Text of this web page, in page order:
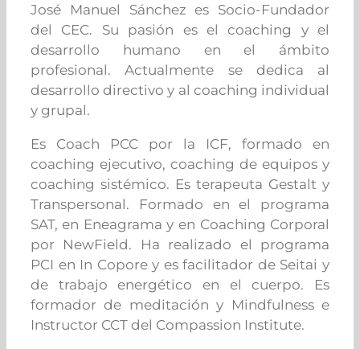
José Manuel Sánchez es Socio-Fundador
del CEC. Su pasión es el coaching y el
desarrollo humano en el ámbito
profesional. Actualmente se dedica al
desarrollo directivo y al coaching individual
y grupal.
Es Coach PCC por la ICF, formado en
coaching ejecutivo, coaching de equipos y
coaching sistémico. Es terapeuta Gestalt y
Transpersonal. Formado en el programa
SAT, en Eneagrama y en Coaching Corporal
por NewField. Ha realizado el programa
PCI en In Copore y es facilitador de Seitai y
de trabajo energético en el cuerpo. Es
formador de meditación y Mindfulness e
Instructor CCT del Compassion Institute.